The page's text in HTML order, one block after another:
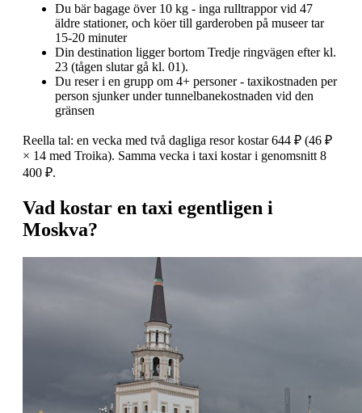
Du bär bagage över 10 kg - inga rulltrappor vid 47
äldre stationer, och köer till garderoben på museer tar
15-20 minuter
Din destination ligger bortom Tredje ringvägen efter kl.
23 (tågen slutar gå kl. 01).
Du reser i en grupp om 4+ personer - taxikostnaden per
person sjunker under tunnelbanekostnaden vid den
gränsen
Reella tal: en vecka med två dagliga resor kostar 644 ₽ (46 ₽
× 14 med Troika). Samma vecka i taxi kostar i genomsnitt 8
400 ₽.
Vad kostar en taxi egentligen i
Moskva?